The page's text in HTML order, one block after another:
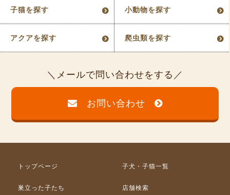
子猫を探す 小動物を探す
アクアを探す 爬虫類を探す
メールで問い合わせをする
お問い合わせ
トップページ 子犬・子猫一覧
巣立った子たち 店舗検索